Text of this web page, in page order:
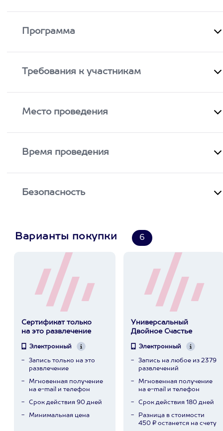
Программа
Требования к участникам
Место проведения
Время проведения
Безопасность
Варианты покупки 6
Сертификат только
на это развлечение
Электронный
Запись только на это
развлечение
Мгновенная получение
на e-mail и телефон
Срок действия 90 дней
Минимальная цена
Универсальный
Двойное Счастье
Электронный
Запись на любое из 2379
развлечений
Мгновенная получение
на e-mail и телефон
Срок действия 180 дней
Разница в стоимости
450 ₽ останется на счету